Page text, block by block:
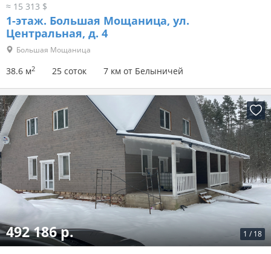
≈ 15 313 $
1-этаж. Большая Мощаница, ул.
Центральная, д. 4
Большая Мощаница
38.6 м2 25 соток 7 км от Белыничей
1 / 18
492 186 р.